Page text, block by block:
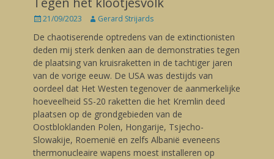
Posted
21/09/2023 Author
Gerard Strijards
De chaotiserende optredens van de extinctionisten
deden mij sterk denken aan de demonstraties tegen
de plaatsing van kruisraketten in de tachtiger jaren
van de vorige eeuw. De USA was destijds van
oordeel dat Het Westen tegenover de aanmerkelijke
hoeveelheid SS-20 raketten die het Kremlin deed
plaatsen op de grondgebieden van de
Oostbloklanden Polen, Hongarije, Tsjecho-
Slowakije, Roemenië en zelfs Albanië eveneens
thermonucleaire wapens moest installeren op